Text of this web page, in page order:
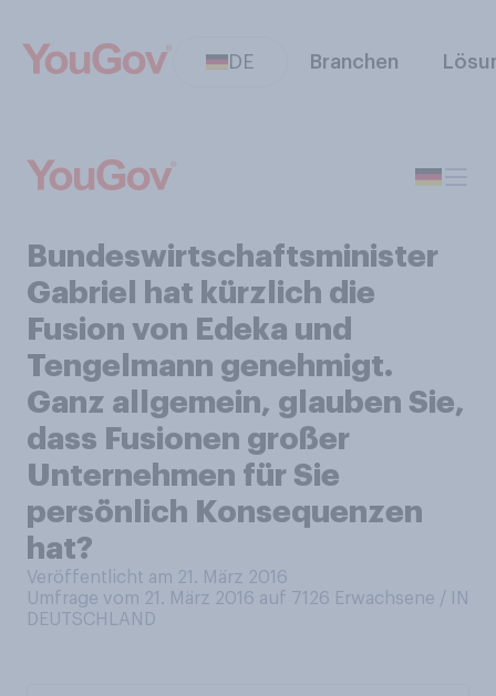
DE Branchen
Bundeswirtschaftsminister
Gabriel hat kürzlich die
Fusion von Edeka und
Tengelmann genehmigt.
Ganz allgemein, glauben Sie,
dass Fusionen großer
Unternehmen für Sie
persönlich Konsequenzen
hat?
Veröffentlicht am 21. März 2016
Umfrage vom 21. März 2016 auf 7126 Erwachsene / IN
DEUTSCHLAND